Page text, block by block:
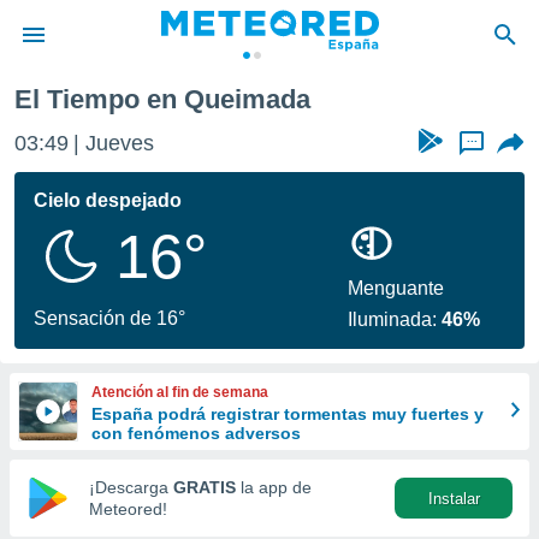
de
por
se
calidad.
a este
las
y
forma
digital
basada
El Tiempo en Queimada
03:49 Jueves ...
Cielo despejado
16°
Sensación de 16°
Menguante
Iluminada:46%
Atención al fin de semana
España podrá registrar tormentas muy fuertes y
con fenómenos adversos
¡Descarga GRATIS la app de
Meteored!
Instalar